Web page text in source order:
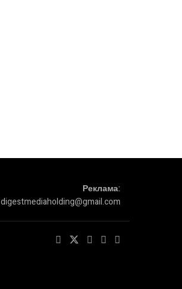
Реклама:
digestmediaholding@gmail.com